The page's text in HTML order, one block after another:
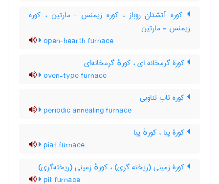
کوره آتشدان روباز ، کوره زیمنس – مارتین ، کوره
زیمنس - مارتین
open-hearth furnace
کورۀ گرمخانه ای ، کورهٔ گرمخانه‌ای
oven-type furnace
کوره تاب تناوبی
periodic annealing furnace
کورۀ پیا ، کورهٔ پیا
piat furnace
کورۀ زمینی (ریخته گری) ، کورهٔ زمینی (ریخته‌گری)
pit furnace